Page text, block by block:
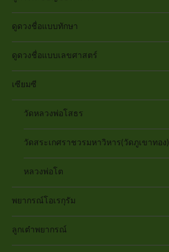
ดูดวงชื่อแบบทักษา
ดูดวงชื่อแบบเลขศาสตร์
เซียมซี
วัดหลวงพ่อโสธร
วัดสระเกศราชวรมหาวิหาร(วัดภูเขาทอง)
หลวงพ่อโต
พยากรณ์โอเรกุรัม
ลูกเต๋าพยากรณ์